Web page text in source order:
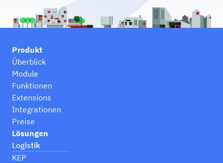
Produkt
Überblick
Module
Funktionen
Extensions
Integrationen
Preise
Lösungen
Logistik
KEP